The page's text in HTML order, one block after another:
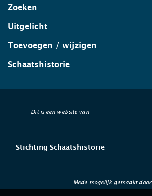
Zoeken
Uitgelicht
Toevoegen / wijzigen
Schaatshistorie
Dit is een website van
Stichting Schaatshistorie
Mede mogelijk gemaakt door